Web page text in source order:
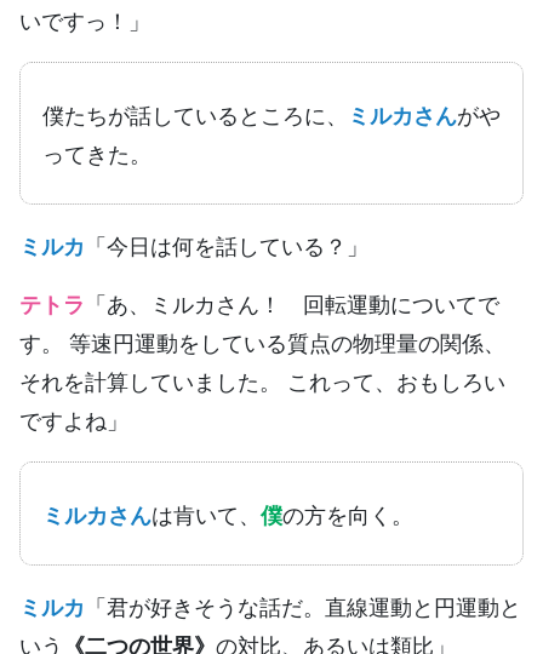
いですっ！」
僕たちが話しているところに、 ミルカさんがや
ってきた。
ミルカ 「今日は何を話している？」
テトラ 「あ、ミルカさん！ 回転運動についてで
す。 等速円運動をしている質点の物理量の関係、
それを計算していました。 これって、おもしろい
ですよね」
ミルカさんは肯いて、 僕の方を向く。
ミルカ 「君が好きそうな話だ。直線運動と円運動と
いう 《二つの世界》 の対比、あるいは類比」